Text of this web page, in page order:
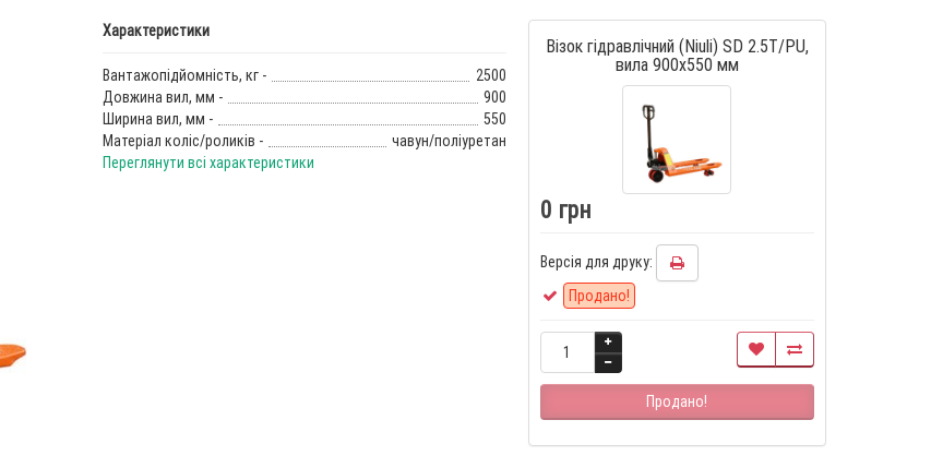
Характеристики
Вантажопідйомність, кг -
2500
Довжина вил, мм -
900
Ширина вил, мм -
550
Матеріал коліс/роликів -
чавун/поліуретан
Переглянути всі характеристики
Візок гідравлічний (Niuli) SD 2.5T/PU,
вила 900x550 мм
0 грн
Версія для друку:
Продано!
Продано!